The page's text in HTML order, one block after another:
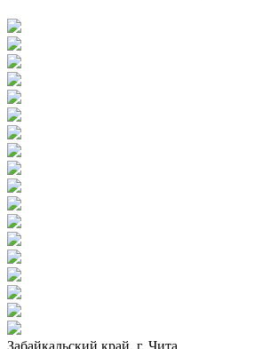
Забайкальский край, г. Чита